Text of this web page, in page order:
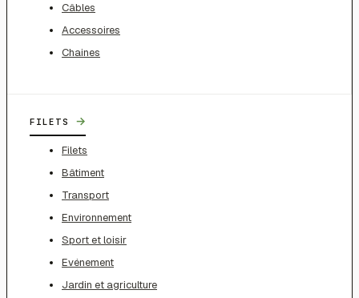
Câbles
Accessoires
Chaines
FILETS →
Filets
Bâtiment
Transport
Environnement
Sport et loisir
Evénement
Jardin et agriculture